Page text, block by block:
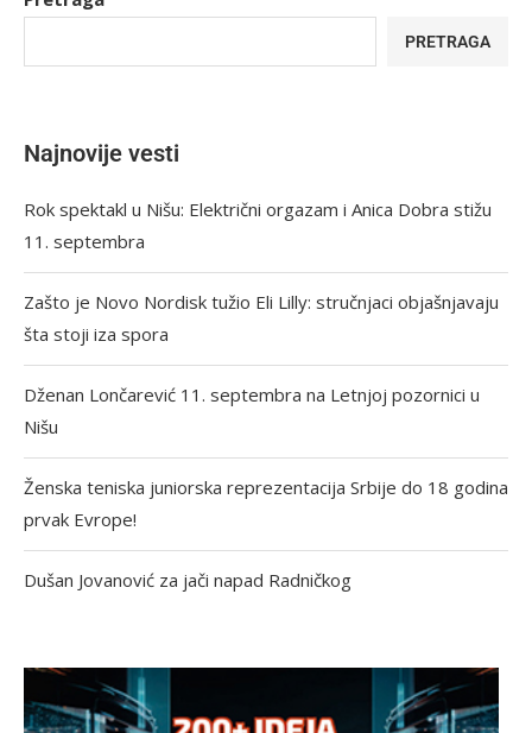
PRETRAGA
Najnovije vesti
Rok spektakl u Nišu: Električni orgazam i Anica Dobra stižu
11. septembra
Zašto je Novo Nordisk tužio Eli Lilly: stručnjaci objašnjavaju
šta stoji iza spora
Dženan Lončarević 11. septembra na Letnjoj pozornici u
Nišu
Ženska teniska juniorska reprezentacija Srbije do 18 godina
prvak Evrope!
Dušan Jovanović za jači napad Radničkog